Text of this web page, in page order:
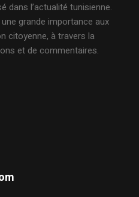
dans l’actualité tunisienne.
grande importance aux
citoyenne, à travers la
et de commentaires.